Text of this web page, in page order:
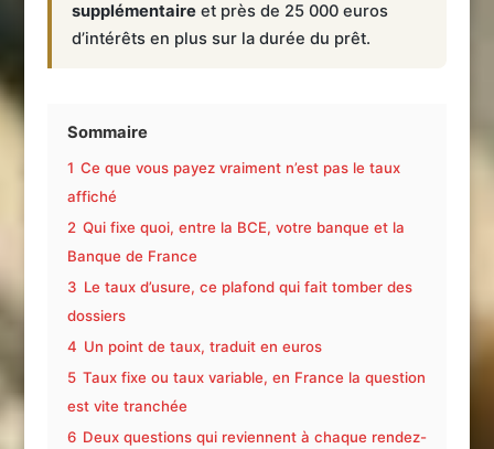
supplémentaireet près de 25 000 euros
d’intérêts en plus sur la durée du prêt.
Sommaire
1 Ce que vous payez vraiment n’est pas le taux
affiché
2 Qui fixe quoi, entre la BCE, votre banque et la
Banque de France
3 Le taux d’usure, ce plafond qui fait tomber des
dossiers
4 Un point de taux, traduit en euros
5 Taux fixe ou taux variable, en France la question
est vite tranchée
6 Deux questions qui reviennent à chaque rendez-